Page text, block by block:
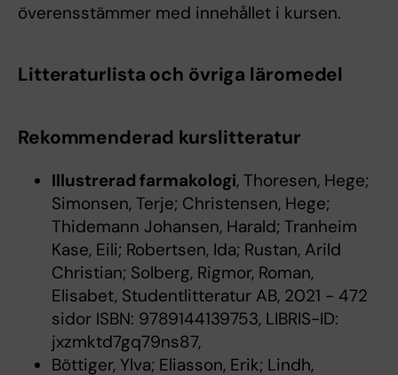
överensstämmer med innehållet i kursen.
Litteraturlista och övriga läromedel
Rekommenderad kurslitteratur
Illustrerad farmakologi, Thoresen, Hege;
Simonsen, Terje; Christensen, Hege;
Thidemann Johansen, Harald; Tranheim
Kase, Eili; Robertsen, Ida; Rustan, Arild
Christian; Solberg, Rigmor, Roman,
Elisabet, Studentlitteratur AB, 2021 - 472
sidor ISBN: 9789144139753, LIBRIS-ID:
jxzmktd7gq79ns87,
Böttiger, Ylva; Eliasson, Erik; Lindh,